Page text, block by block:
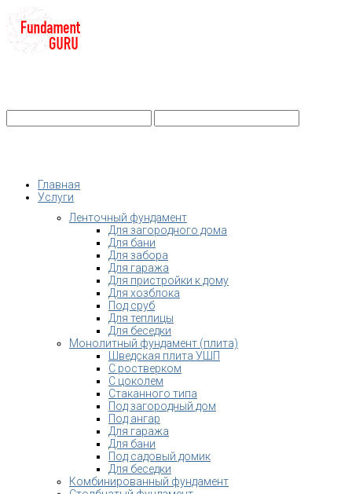
Главная
Услуги
Ленточный фундамент
Для загородного дома
Для бани
Для забора
Для гаража
Для пристройки к дому
Для хозблока
Под сруб
Для теплицы
Для беседки
Монолитный фундамент (плита)
Шведская плита УШП
С ростверком
С цоколем
Стаканного типа
Под загородный дом
Под ангар
Для гаража
Для бани
Под садовый домик
Для беседки
Комбинированный фундамент